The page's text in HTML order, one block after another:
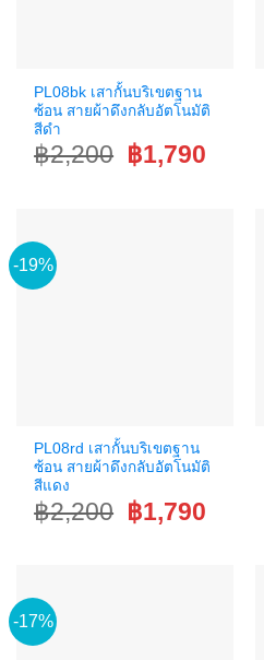
PL08bk เสากั้นบริเขตฐาน
ซ้อน สายผ้าดึงกลับอัตโนมัติ
สีดำ
฿2,200
Original
price
฿1,790
-19%
PL08rd เสากั้นบริเขตฐาน
ซ้อน สายผ้าดึงกลับอัตโนมัติ
สีแดง
฿2,200
Original
price
฿1,790
-17%